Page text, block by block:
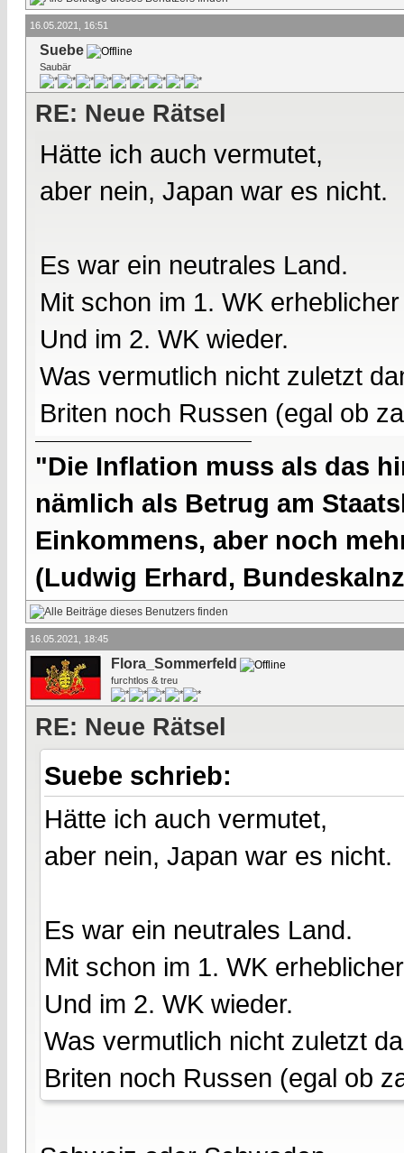
16.05.2021, 16:51
Suebe
Saubär
RE: Neue Rätsel
Hätte ich auch vermutet,
aber nein, Japan war es nicht.
Es war ein neutrales Land.
Mit schon im 1. WK
Und im 2. WK wieder.
Was vermutlich nicht zuletzt
Briten noch Russen (egal ob
"Die Inflation muss als das
nämlich als Betrug am
Einkommens, aber noch
(Ludwig Erhard,
16.05.2021, 18:45
Flora_Sommerfeld
furchtlos & treu
RE: Neue Rätsel
Suebe schrieb:
Hätte ich auch vermutet,
aber nein, Japan war es nicht.
Es war ein neutrales Land.
Mit schon im 1. WK
Und im 2. WK wieder.
Was vermutlich nicht zuletzt
Briten noch Russen (egal ob